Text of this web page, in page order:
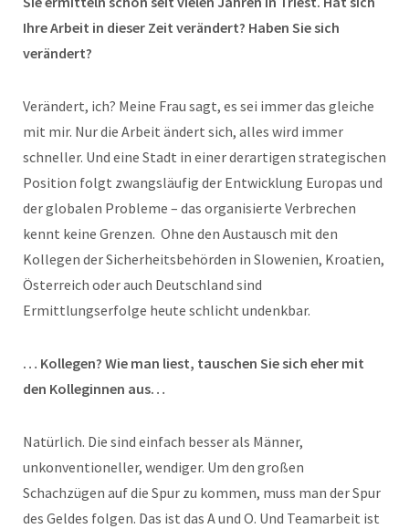
Ihre Arbeit in dieser Zeit verändert? Haben Sie sich
verändert?
Verändert, ich? Meine Frau sagt, es sei immer das gleiche
mit mir. Nur die Arbeit ändert sich, alles wird immer
schneller. Und eine Stadt in einer derartigen strategischen
Position folgt zwangsläufig der Entwicklung Europas und
der globalen Probleme – das organisierte Verbrechen
kennt keine Grenzen. Ohne den Austausch mit den
Kollegen der Sicherheitsbehörden in Slowenien, Kroatien,
Österreich oder auch Deutschland sind
Ermittlungserfolge heute schlicht undenkbar.
… Kollegen? Wie man liest, tauschen Sie sich eher mit
den Kolleginnen aus…
Natürlich. Die sind einfach besser als Männer,
unkonventioneller, wendiger. Um den großen
Schachzügen auf die Spur zu kommen, muss man der Spur
des Geldes folgen. Das ist das A und O. Und Teamarbeit ist